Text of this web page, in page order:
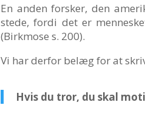
En anden forsker, den
stede, fordi det er
(Birkmose s. 200).
Vi har derfor belæg for at
Hvis du tror, du skal